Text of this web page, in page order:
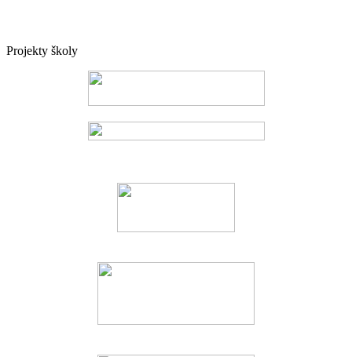
Projekty školy